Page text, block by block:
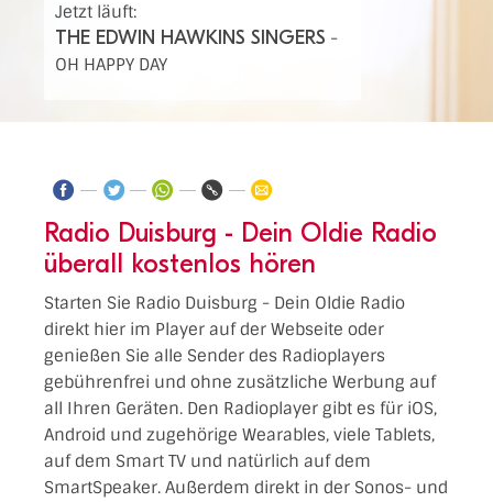
Jetzt läuft:
THE EDWIN HAWKINS SINGERS -
OH HAPPY DAY
Radio Duisburg - Dein Oldie Radio
überall kostenlos hören
Starten Sie Radio Duisburg - Dein Oldie Radio
direkt hier im Player auf der Webseite oder
genießen Sie alle Sender des Radioplayers
gebührenfrei und ohne zusätzliche Werbung auf
all Ihren Geräten. Den Radioplayer gibt es für iOS,
Android und zugehörige Wearables, viele Tablets,
auf dem Smart TV und natürlich auf dem
SmartSpeaker. Außerdem direkt in der Sonos- und